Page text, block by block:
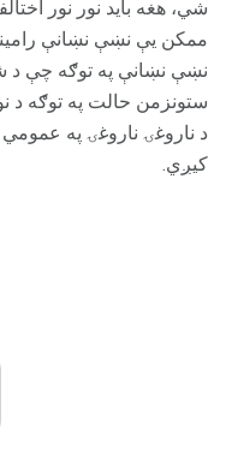
شي، هغه باید نور نور
ممکن یې نښې نښانې
نښې نښانې په توګه چې
ستونزمن حالت په توګه د
د ناروغۍ ناروغۍ په
کیږي.